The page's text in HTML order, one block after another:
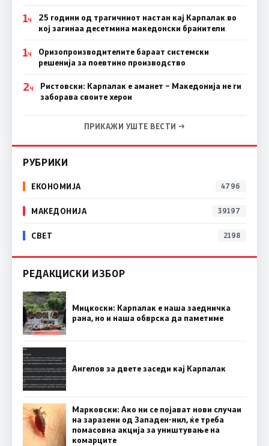
1Ч
25 години од трагичниот настан кај Карпалак во
кој загинаа десетмина македонски бранители
1Ч
Оризопроизводителите бараат системски
решенија за поевтино производство
2Ч
Ристовски: Карпалак е аманет – Македонија не ги
заборава своите херои
ПРИКАЖИ УШТЕ ВЕСТИ →
РУБРИКИ
ЕКОНОМИЈА 4796
МАКЕДОНИЈА 39197
СВЕТ 2198
РЕДАКЦИСКИ ИЗБОР
Мицкоски: Карпалак е наша заедничка
рана, но и наша обврска да паметиме
Ангелов за двете заседи кај Карпалак
Марковски: Ако ни се појават нови случаи
на заразени од Западен-нил, ќе треба
помасовна акција за уништување на
комарците